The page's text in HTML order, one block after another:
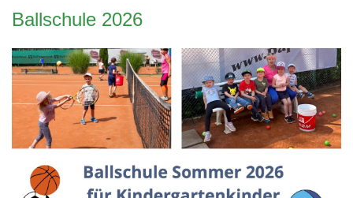
Ballschule 2026